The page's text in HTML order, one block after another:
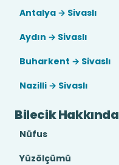
Antalya → Sivaslı
Aydın → Sivaslı
Buharkent → Sivaslı
Nazilli → Sivaslı
Bilecik Hakkında
Nüfus
Yüzölçümü